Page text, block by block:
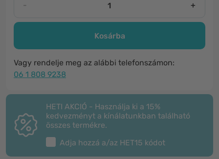
- +
Kosárba
Vagy rendelje meg az alábbi telefonszámon:
06 1 808 9238
HETI AKCIÓ - Használja ki a 15%
kedvezményt a kínálatunkban található
összes termékre.
Adja hozzá a/az HET15 kódot